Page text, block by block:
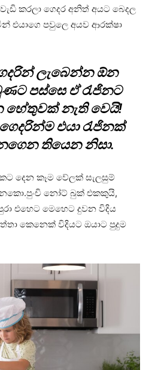
කරලා ගෙදර අනිත් අයට බෙදල
එයාගෙ පවුලෙ අයව ආරක්ෂා
ලැබෙන්න ඕන
පස්සෙ ඒ රැජිනට
හේතුවක් නැති වෙයි!
එයා රැජිනක්
තියෙන නිසා.
දෙන කෑම වේලක් සැලසුම්
නෝට් බුක් එකකුයි,
එහෙට මෙහෙට දුවන විදිය
කෙනෙක් විදියට ඔයාට පුදුම